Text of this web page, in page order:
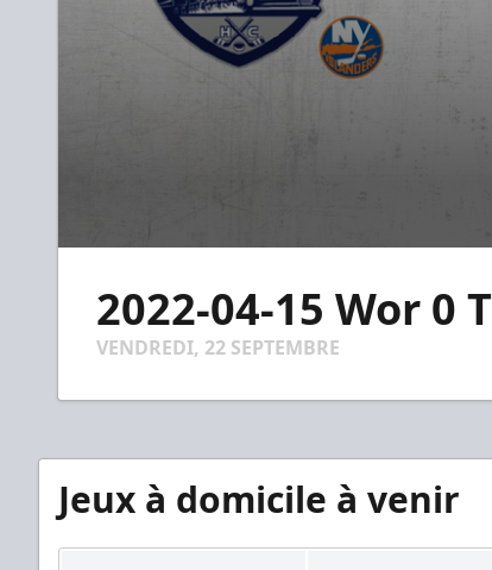
minutes,2022-04-15 Wor 0
VENDREDI, 22 SEPTEMBRE
Jeux à domicile à venir